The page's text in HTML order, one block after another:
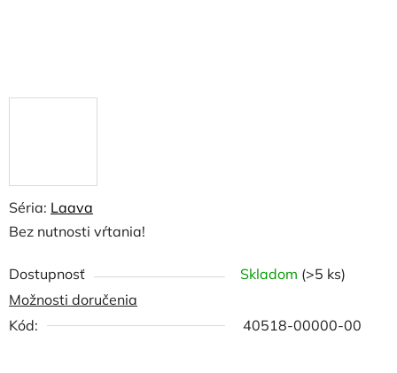
Séria: Laava
Bez nutnosti vŕtania!
Dostupnosť Skladom (>5 ks)
Možnosti doručenia
Kód:
40518-00000-00